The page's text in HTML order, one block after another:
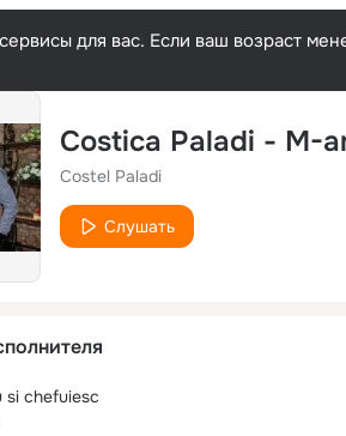
для вас. Если ваш возраст
Costica Paladi - M-
Costel Paladi
Слушать
si chefuiesc